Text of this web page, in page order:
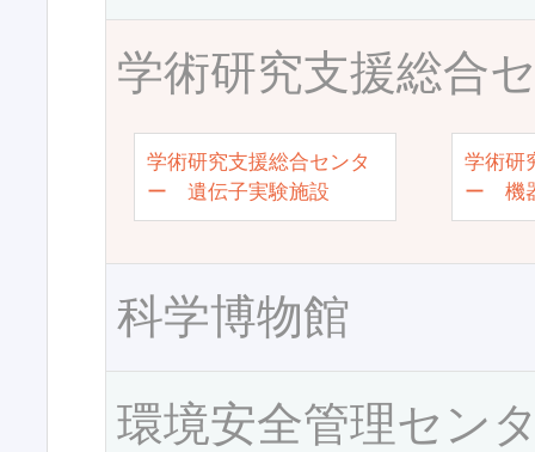
学術研究支援総合
学術研究支援総合センタ
ー 遺伝子実験施設
学術研
ー 機
科学博物館
環境安全管理セン